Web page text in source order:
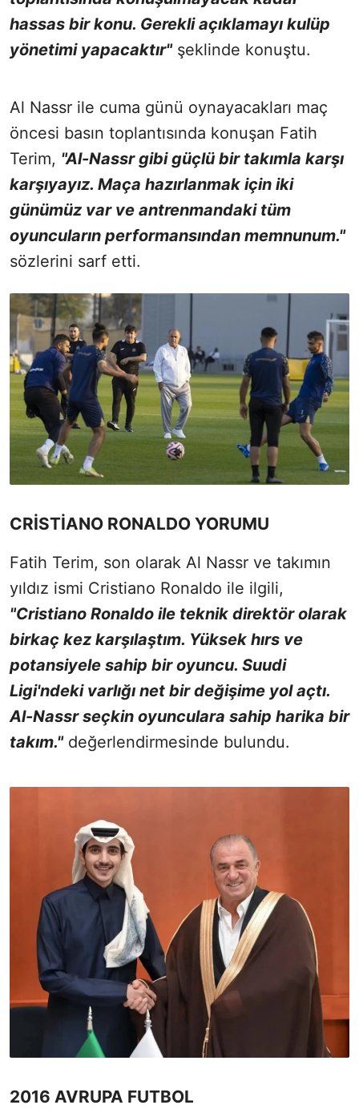
hassas bir konu. Gerekli açıklamayı kulüp
yönetimi yapacaktır"şeklinde konuştu.
Al Nassr ile cuma günü oynayacakları maç
öncesi basın toplantısında konuşan Fatih
Terim, "Al-Nassr gibi güçlü bir takımla karşı
karşıyayız. Maça hazırlanmak için iki
günümüz var ve antrenmandaki tüm
oyuncuların performansından memnunum."
sözlerini sarf etti.
CRİSTİANO RONALDO YORUMU
Fatih Terim, son olarak Al Nassr ve takımın
yıldız ismi Cristiano Ronaldo ile ilgili,
"Cristiano Ronaldo ile teknik direktör olarak
birkaç kez karşılaştım. Yüksek hırs ve
potansiyele sahip bir oyuncu. Suudi
Ligi'ndeki varlığı net bir değişime yol açtı.
Al-Nassr seçkin oyunculara sahip harika bir
takım."değerlendirmesinde bulundu.
2016 AVRUPA FUTBOL